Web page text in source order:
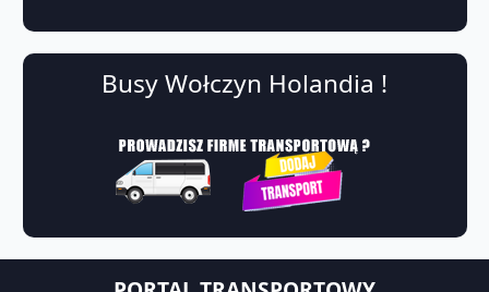
Busy Wołczyn Holandia !